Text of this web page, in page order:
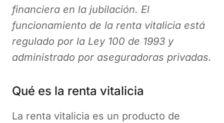
financiera en la jubilación. El
funcionamiento de la renta vitalicia está
regulado por la Ley 100 de 1993 y
administrado por aseguradoras privadas.
Qué es la renta vitalicia
La renta vitalicia es un producto de